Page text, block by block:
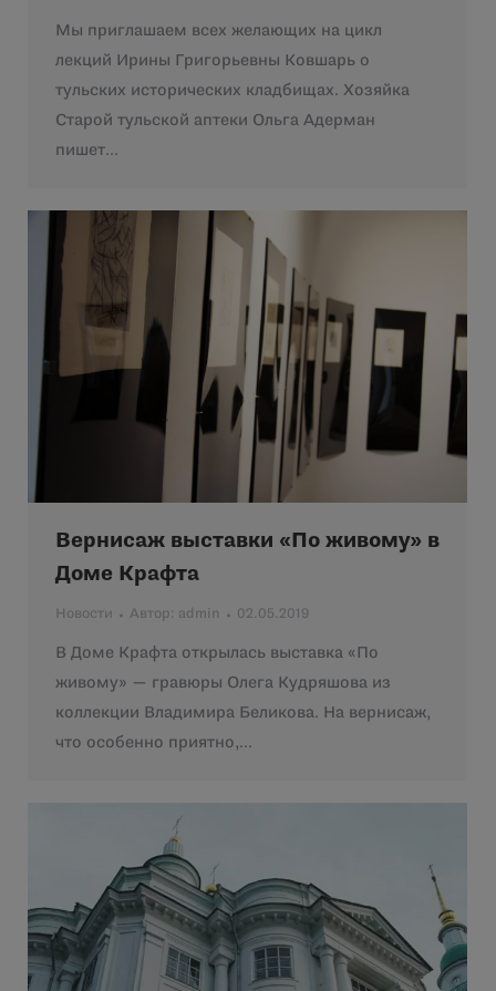
Мы приглашаем всех желающих на цикл
лекций Ирины Григорьевны Ковшарь о
тульских исторических кладбищах. Хозяйка
Старой тульской аптеки Ольга Адерман
пишет…
Вернисаж выставки «По живому» в
Доме Крафта
Новости Автор: admin 02.05.2019
В Доме Крафта открылась выставка «По
живому» — гравюры Олега Кудряшова из
коллекции Владимира Беликова. На вернисаж,
что особенно приятно,…